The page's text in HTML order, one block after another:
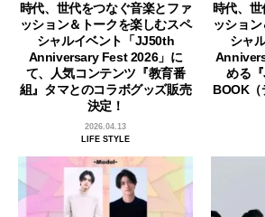
時代、世代をつなぐ音楽とファ
ッション＆トークを楽しむスペ
シャルイベント「JJ50th
Anniversary Fest 2026」に
て、人気コンテンツ『教育番
組』タマとのコラボグッズ販売
決定！
2026.04.13
LIFE STYLE
時代、
ッショ
シャ
める
BOOK（